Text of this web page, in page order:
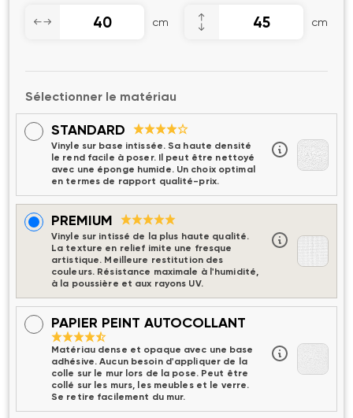
cm cm
Sélectionner le matériau
STANDARD
Vinyle sur base intissée. Sa haute densité
le rend facile à poser. Il peut être nettoyé
avec une éponge humide. Un choix optimal
en termes de rapport qualité-prix.
PREMIUM
Vinyle sur intissé de la plus haute qualité.
La texture en relief imite une fresque
artistique. Meilleure restitution des
couleurs. Résistance maximale à l'humidité,
à la poussière et aux rayons UV.
PAPIER PEINT AUTOCOLLANT
Matériau dense et opaque avec une base
adhésive. Aucun besoin d'appliquer de la
colle sur le mur lors de la pose. Peut être
collé sur les murs, les meubles et le verre.
Se retire facilement du mur.